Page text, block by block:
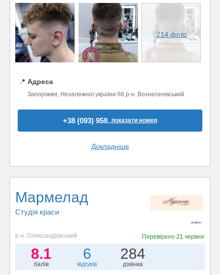
214 фото
📍 Адреса
Запоріжжя, Незалежної україни 66 р-н. Вознесенівський
+38 (093) 958..показати номер
Докладніше
Мармелад
Студія краси
р-н. Олександрівський Перевірено21 червня
8.1
балів
6
відгуків
284
дзвінка